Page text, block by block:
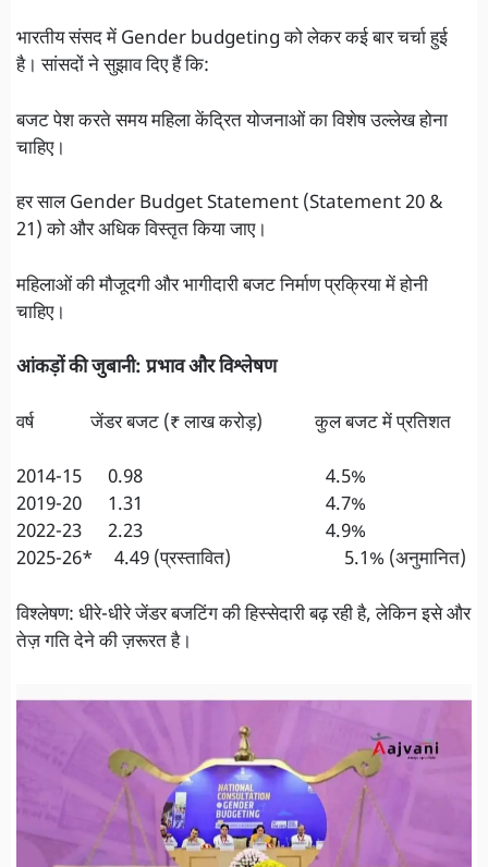
भारतीय संसद में Gender budgeting को लेकर कई बार चर्चा हुई
है। सांसदों ने सुझाव दिए हैं कि:
बजट पेश करते समय महिला केंद्रित योजनाओं का विशेष उल्लेख होना
चाहिए।
हर साल Gender Budget Statement (Statement 20 &
21) को और अधिक विस्तृत किया जाए।
महिलाओं की मौजूदगी और भागीदारी बजट निर्माण प्रक्रिया में होनी
चाहिए।
आंकड़ों की जुबानी: प्रभाव और विश्लेषण
वर्ष जेंडर बजट (₹ लाख करोड़) कुल बजट में प्रतिशत
2014-15 0.98 4.5%
2019-20 1.31 4.7%
2022-23 2.23 4.9%
2025-26* 4.49 (प्रस्तावित) 5.1% (अनुमानित)
विश्लेषण: धीरे-धीरे जेंडर बजटिंग की हिस्सेदारी बढ़ रही है, लेकिन इसे और
तेज़ गति देने की ज़रूरत है।